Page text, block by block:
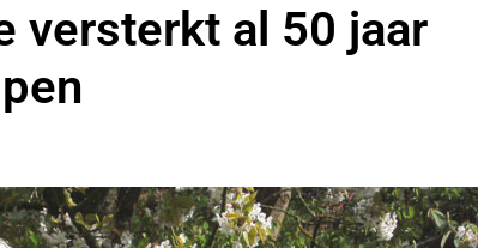
versterkt al 50 jaar